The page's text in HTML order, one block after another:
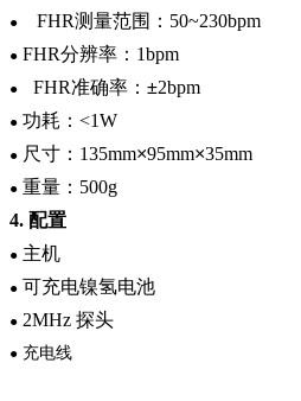
● FHR测量范围： 50~230bpm
● FHR分辨率： 1bpm
● FHR准确率： ±2bpm
● 功耗： <1W
● 尺寸： 135mm×95mm×35mm
● 重量： 500g
4. 配置
● 主机
● 可充电镍氢电池
● 2MHz 探头
● 充电线